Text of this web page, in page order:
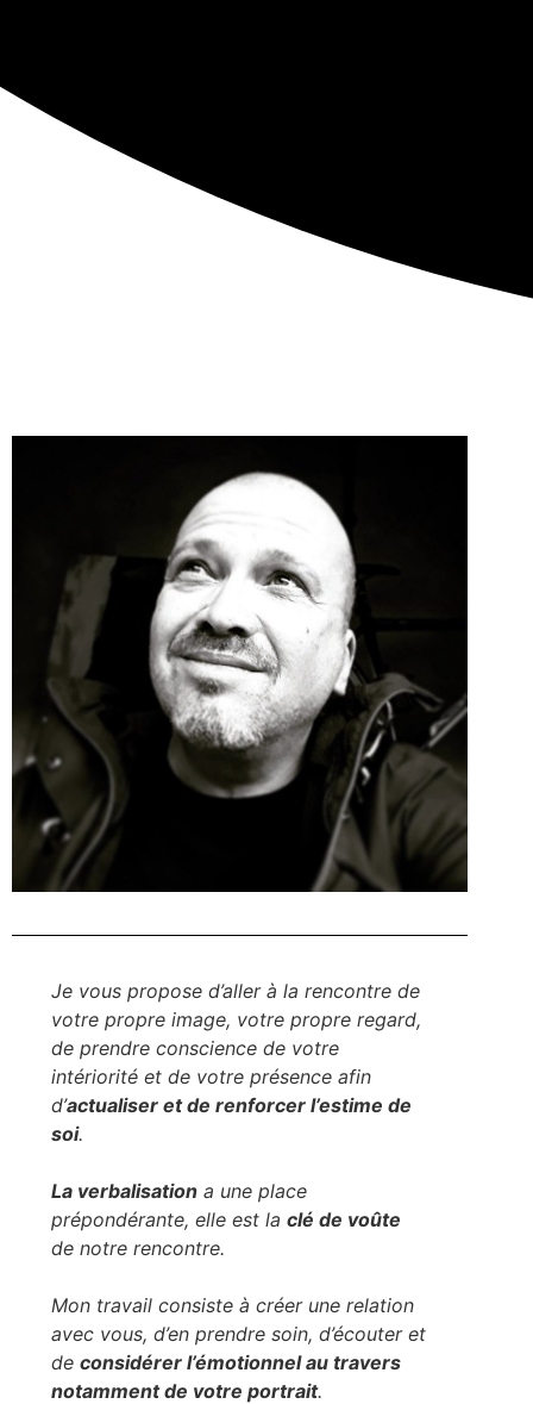
Je vous propose d’aller à la rencontre de
votre propre image, votre propre regard,
de prendre conscience de votre
intériorité et de votre présence afin
d’actualiser et de renforcer l’estime de
soi.
La verbalisation a une place
prépondérante, elle est laclé de voûte
de notre rencontre.
Mon travail consiste à créer une relation
avec vous, d’en prendre soin, d’écouter et
deconsidérer l’émotionnel au travers
notamment de votre portrait.